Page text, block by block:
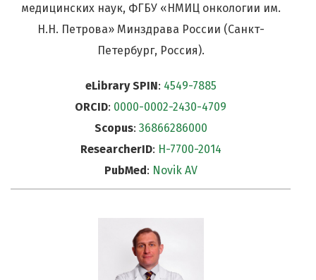
медицинских наук, ФГБУ «НМИЦ онкологии им.
Н.Н. Петрова» Минздрава России (Санкт-
Петербург, Россия).
eLibrary SPIN: 4549-7885
ORCID: 0000-0002-2430-4709
Scopus: 36866286000
ResearcherID: H-7700-2014
PubMed: Novik AV